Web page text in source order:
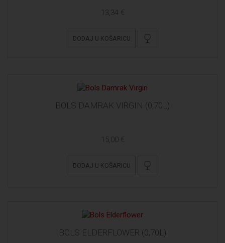
13,34 €
DODAJ U KOŠARICU
BOLS DAMRAK VIRGIN (0,70L)
15,00 €
DODAJ U KOŠARICU
BOLS ELDERFLOWER (0,70L)